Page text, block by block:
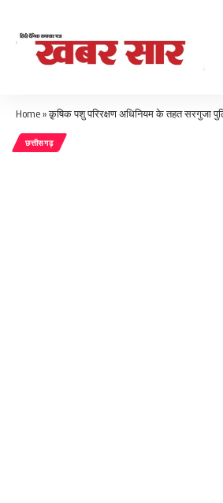
Home»क़ृषिक पशु परिरक्षण अधिनियम के तहत सरगुजा पुलिस की सख्त कार्यवाही,
छत्तीसगढ़